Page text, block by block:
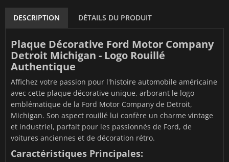
DESCRIPTION DÉTAILS DU PRODUIT
Plaque Décorative Ford Motor Company
Detroit Michigan - Logo Rouillé
Authentique
Affichez votre passion pour l'histoire automobile américaine
avec cette plaque décorative unique, arborant le logo
emblématique de la Ford Motor Company de Detroit,
Michigan. Son aspect rouillé lui confère un charme vintage
et industriel, parfait pour les passionnés de Ford, de
voitures anciennes et de décoration rétro.
Caractéristiques Principales: